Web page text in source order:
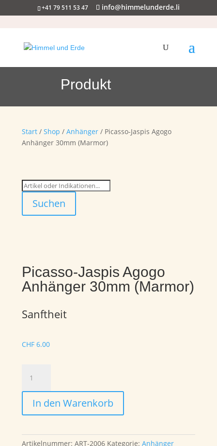
+41 79 511 53 47 info@himmelunderde.li
Produkt
Start/ Shop / Anhänger/ Picasso-Jaspis Agogo
Anhänger 30mm (Marmor)
Suchen
Picasso-Jaspis Agogo
Anhänger 30mm (Marmor)
Sanftheit
CHF6.00
Jaspis
Agogo
Anhänger
30mm
Menge
In den Warenkorb
Artikelnummer: ART-2006 Kategorie: Anhänger